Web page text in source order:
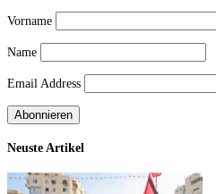
Vorname
Name
Email Address
Neuste Artikel